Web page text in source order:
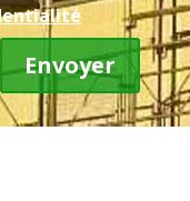
Envoyer